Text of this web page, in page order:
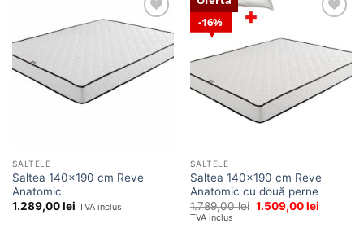
Adaugă
wishlist
SALTELE
Saltea 140×190 cm Reve
Anatomic
1.289,00lei TVA inclus
16%
wishlist
SALTELE
Saltea 140×190 cm Reve
Anatomic cu două perne
1.789,00lei Prețul
1.509,00leiPrețul
TVA inclus